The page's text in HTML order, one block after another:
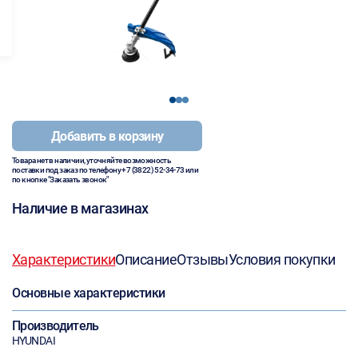
123
Добавить в корзину
Товара нет в наличии, уточняйте возможность
поставки под заказ по телефону+7 (3822) 52-34-73или
по кнопке "Заказать звонок"
Наличие в магазинах
ХарактеристикиОписаниеОтзывыУсловия покупки
Основные характеристики
Производитель
HYUNDAI